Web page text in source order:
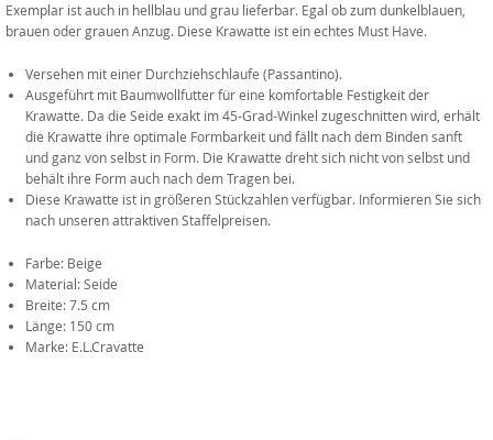
Exemplar ist auch in hellblau und grau lieferbar. Egal ob zum dunkelblauen,
brauen oder grauen Anzug. Diese Krawatte ist ein echtes Must Have.
Versehen mit einer Durchziehschlaufe (Passantino).
Ausgeführt mit Baumwollfutter für eine komfortable Festigkeit der
Krawatte. Da die Seide exakt im 45-Grad-Winkel zugeschnitten wird, erhält
die Krawatte ihre optimale Formbarkeit und fällt nach dem Binden sanft
und ganz von selbst in Form. Die Krawatte dreht sich nicht von selbst und
behält ihre Form auch nach dem Tragen bei.
Diese Krawatte ist in größeren Stückzahlen verfügbar. Informieren Sie sich
nach unseren attraktiven Staffelpreisen.
Farbe: Beige
Material: Seide
Breite: 7.5 cm
Länge: 150 cm
Marke: E.L.Cravatte